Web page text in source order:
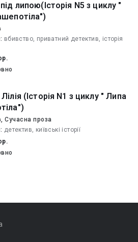
липою(Історія N5 з циклу "
вбивство, приватний детектив, історія
(Історія N1 з циклу " Липа
Сучасна проза
детектив, київські історії